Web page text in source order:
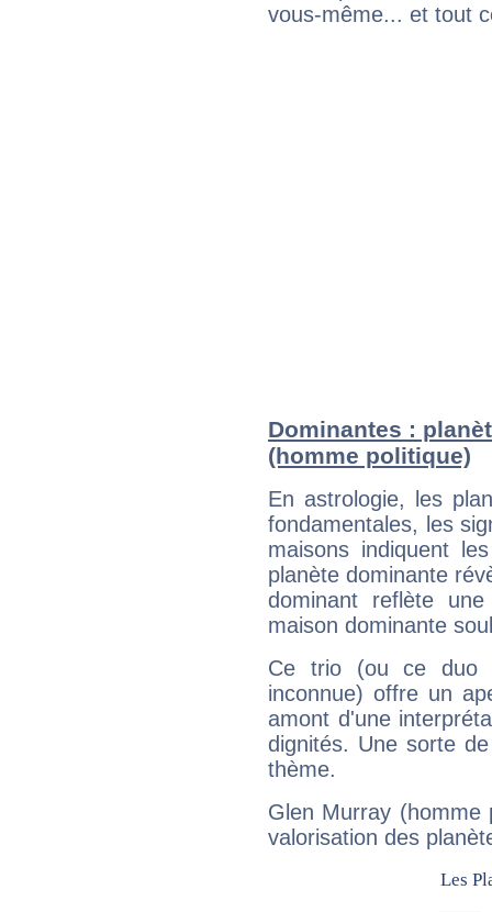
vous-même... et tout
Dominantes :
(homme politique)
En astrologie, les
fondamentales, les
maisons indiquent
planète dominante
dominant reflète
maison dominante
Ce trio (ou ce duo
inconnue) offre un
amont d'une
dignités. Une sorte
thème.
Glen Murray (homme
valorisation des